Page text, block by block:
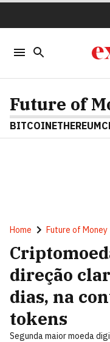
Future of
BITCOINETHEREUM
Home Future of Money
direção
dias, na
tokens
Segunda maior moeda